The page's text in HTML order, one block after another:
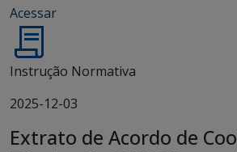
Acessar
Instrução Normativa
2025-12-03
Extrato de Acordo de